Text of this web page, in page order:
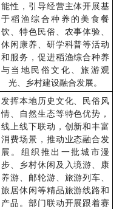
能性，引导经营主体开展基
于稻渔综合种养的美食餐
饮、特色民俗、农事体验、
休闲康养、研学科普等活动
和服务，促进稻渔综合种养
与当地民俗文化、旅游观
光、乡村建设融合发展。
发挥本地历史文化、民俗风
情、自然生态等特色优势，
线上线下联动，创新和丰富
消费场景，推动业态融合发
展。组织推出一批城市漫
步、乡村休闲及入境游、康
养游、邮轮游、旅游列车、
旅居休闲等精品旅游线路和
产品。部门联动开展跟着赛